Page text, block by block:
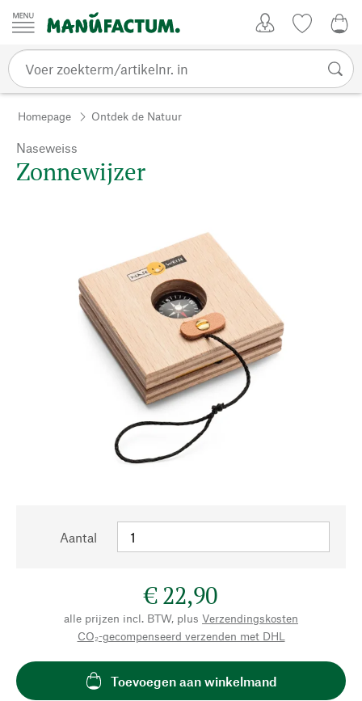
Passer au contenu
Homepage Ontdek de Natuur
Naseweiss
Zonnewijzer
Aantal
€ 22,90
alle prijzen incl. BTW, plus Verzendingskosten
CO₂-gecompenseerd verzenden met DHL
Toevoegen aan winkelmand